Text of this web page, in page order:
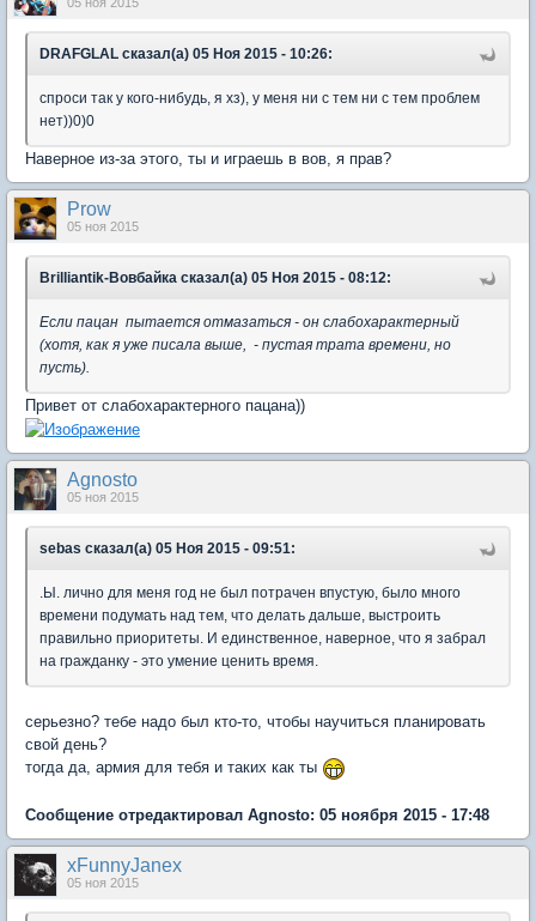
DRAFGLAL сказал(а) 05 Ноя 2015 - 10:26:
спроси так у кого-нибудь, я хз), у меня ни с тем ни с тем проблем
нет))0)0
Наверное из-за этого, ты и играешь в вов, я прав?
Prow
05 ноя 2015
Brilliantik-Вовбайка сказал(а) 05 Ноя 2015 - 08:12:
Если пацан пытается отмазаться - он слабохарактерный
(хотя, как я уже писала выше, - пустая трата времени, но
пусть).
Привет от слабохарактерного пацана))
Agnosto
05 ноя 2015
sebas сказал(а) 05 Ноя 2015 - 09:51:
.Ы. лично для меня год не был потрачен впустую, было много
времени подумать над тем, что делать дальше, выстроить
правильно приоритеты. И единственное, наверное, что я забрал
на гражданку - это умение ценить время.
серьезно? тебе надо был кто-то, чтобы научиться планировать
свой день?
тогда да, армия для тебя и таких как ты
Сообщение отредактировал Agnosto: 05 ноября 2015 - 17:48
xFunnyJanex
05 ноя 2015